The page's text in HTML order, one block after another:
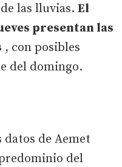
las lluvias. El
presentan las
, con posibles
del domingo.
de Aemet
del